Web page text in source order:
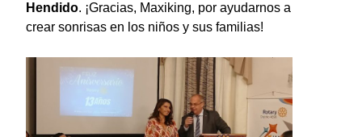
Hendido. ¡Gracias, Maxiking, por ayudarnos a
crear sonrisas en los niños y sus familias!